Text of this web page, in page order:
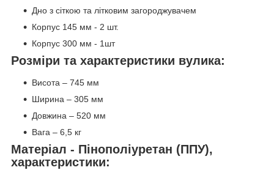
Дно з сіткою та літковим загороджувачем
Корпус 145 мм - 2 шт.
Корпус 300 мм - 1шт
Розміри та характеристики вулика:
Висота – 745 мм
Ширина – 305 мм
Довжина – 520 мм
Вага – 6,5 кг
Матеріал - Пінополіуретан (ППУ),
характеристики: